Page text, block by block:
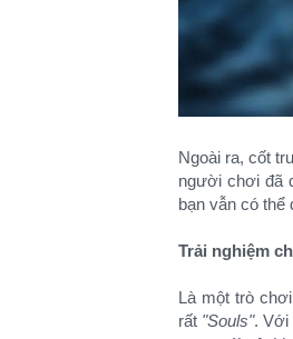
Ngoài ra, cốt
người chơi đã
bạn vẫn có thể
Trải nghiệm
Là một trò
rất "Souls". Với